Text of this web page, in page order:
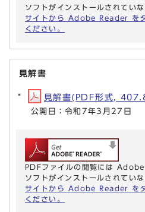
ソフトがインストールされていな
サイトから Adobe Reader を
ください。
見解書
見解書(PDF形式,
公開日：令和7年3月27日
PDFファイルの閲覧には
ソフトがインストールされていな
サイトから Adobe Reader を
ください。